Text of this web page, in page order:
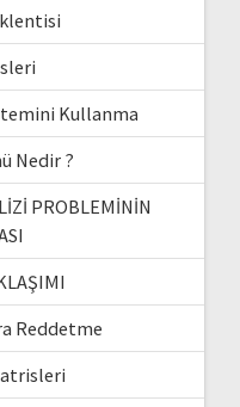
Kullanma
Nedir ?
PROBLEMİNİN
Reddetme